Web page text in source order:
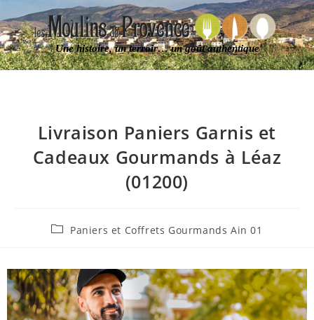
Une histoire, un terroir… un goût authentique
Livraison Paniers Garnis et
Cadeaux Gourmands à Léaz
(01200)
Paniers et Coffrets Gourmands Ain 01